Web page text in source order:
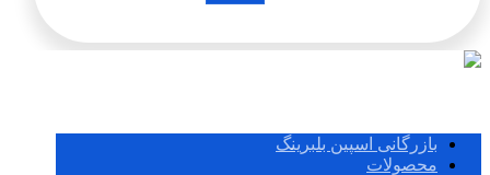
بازرگانی اسپین بلبرینگ
محصولات